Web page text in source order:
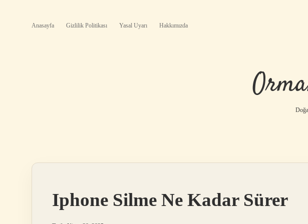
Anasayfa Gizlilik Politikası Yasal Uyarı Hakkımızda
Iphone Silme Ne Kadar Sürer